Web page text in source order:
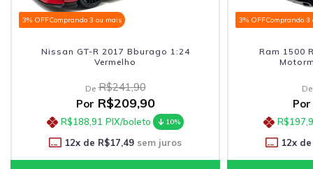
3% OFFComprando 3 ou mais
Nissan GT-R 2017 Bburago 1:24
Vermelho
De R$241,90
Por R$209,90
R$188,91 PIX/boleto 10%
12x de R$17,49 sem juros
3% OFFComprando 3
Ram 1500
De
Por
12x de